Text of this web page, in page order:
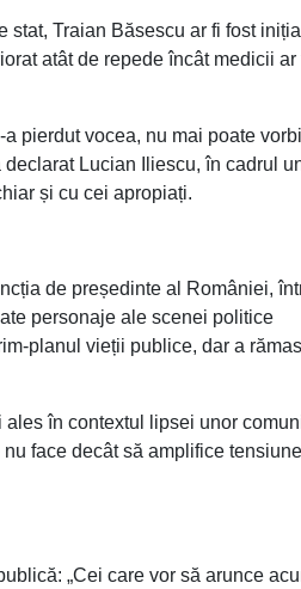
Traian Băsescu ar fi fost inițial
atât de repede încât medicii ar
pierdut vocea, nu mai poate
Lucian Iliescu, în cadrul
și cu cei apropiați.
de președinte al României,
personaje ale scenei politice
planul vieții publice, dar a
ales în contextul lipsei unor
face decât să amplifice
„Cei care vor să arunce